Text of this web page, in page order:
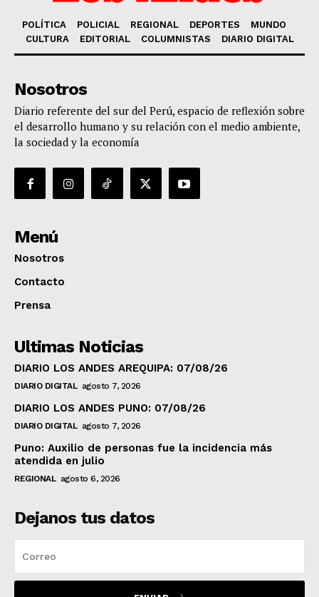
POLÍTICA POLICIAL REGIONAL DEPORTES
MUNDO
CULTURA
EDITORIAL COLUMNISTAS DIARIO DIGITAL
Nosotros
Diario referente del sur del Perú, espacio de reflexión sobre
el desarrollo humano y su relación con el medio ambiente,
la sociedad y la economía
Menú
Nosotros
Contacto
Prensa
Ultimas Noticias
DIARIO LOS ANDES AREQUIPA: 07/08/26
DIARIO DIGITAL agosto 7, 2026
DIARIO LOS ANDES PUNO: 07/08/26
DIARIO DIGITAL agosto 7, 2026
Puno: Auxilio de personas fue la incidencia más
atendida en julio
REGIONAL agosto 6, 2026
Dejanos tus datos